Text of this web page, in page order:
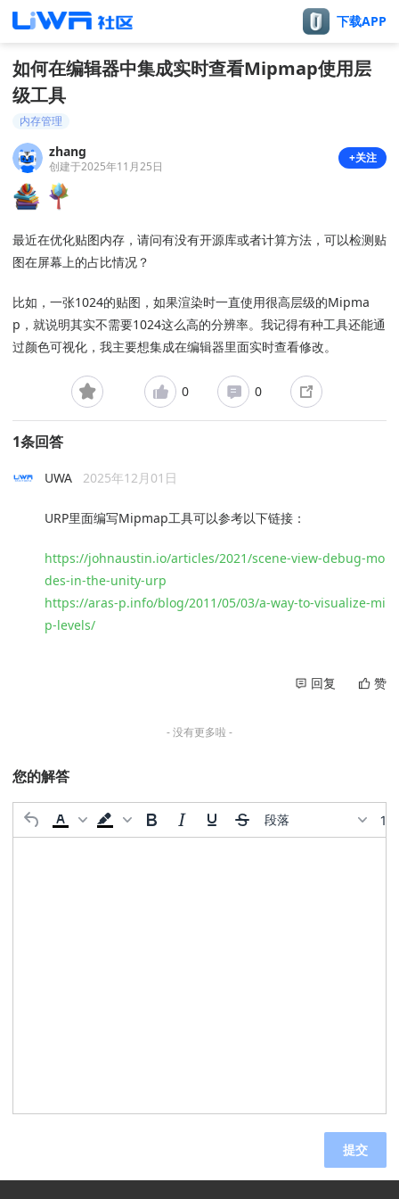
下载APP
如何在编辑器中集成实时查看Mipmap使用层
级工具
内存管理
zhang
创建于2025年11月25日
+关注
最近在优化贴图内存，请问有没有开源库或者计算方法，可以检测贴
图在屏幕上的占比情况？
比如，一张1024的贴图，如果渲染时一直使用很高层级的Mipma
p，就说明其实不需要1024这么高的分辨率。我记得有种工具还能通
过颜色可视化，我主要想集成在编辑器里面实时查看修改。
0 0
1条回答
UWA 2025年12月01日
URP里面编写Mipmap工具可以参考以下链接：
https://johnaustin.io/articles/2021/scene-view-debug-mo
des-in-the-unity-urp
https://aras-p.info/blog/2011/05/03/a-way-to-visualize-mi
p-levels/
回复 赞
- 没有更多啦 -
您的解答
段落
提交